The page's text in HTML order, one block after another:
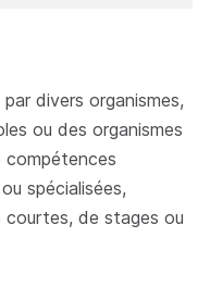
divers organismes,
ou des organismes
spécialisées,
courtes, de stages ou